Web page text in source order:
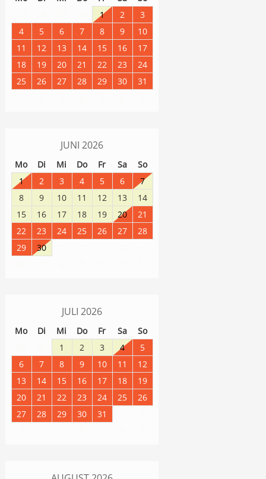
1 2
3
4
5 6 7 8 9
10
11
12 13 14 15 16
17
18
19 20 21 22 23
24
25
26 27 28 29 30
31
JUNI 2026
Mo Di Mi Do Fr Sa
So
1
2 3 4 5 6
7
8
9 10 11 12 13
14
15
16 17 18 19 20
21
22
23 24 25 26 27
28
29
30
JULI 2026
Mo Di Mi Do Fr Sa
So
1 2 3 4
5
6
7 8 9 10 11
12
13
14 15 16 17 18
19
20
21 22 23 24 25
26
27
28 29 30 31